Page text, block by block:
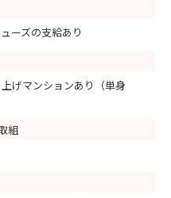
ーズの支給あり
げマンションあり（単身
組